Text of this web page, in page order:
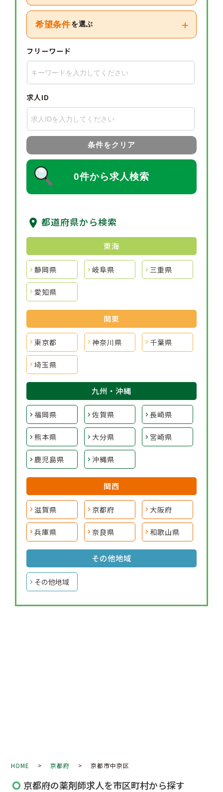
希望条件 を選ぶ +
フリーワード
求人ID
条件をクリア
0件から求人検索
都道府県から検索
東海
静岡県 岐阜県 三重県
愛知県
関東
東京都 神奈川県 千葉県
埼玉県
九州・沖縄
福岡県 佐賀県 長崎県
熊本県 大分県 宮崎県
鹿児島県 沖縄県
関西
滋賀県 京都府 大阪府
兵庫県 奈良県 和歌山県
その他地域
その他地域
HOME >京都府 > 京都市中京区
京都府の薬剤師求人を市区町村から探す